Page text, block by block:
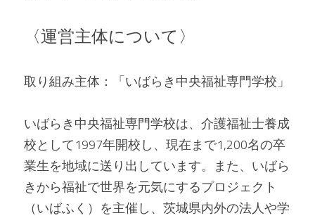
〈運営主体について〉
取り組み主体：「いばらき中央福祉専門学校」
いばらき中央福祉専門学校は、介護福祉士養成
校として1997年開校し、現在まで1,200名の卒
業生を地域に送り出しています。また、いばら
きから福祉で世界を元気にするプロジェクト
（いばふく）を主催し、茨城県内外の法人や学